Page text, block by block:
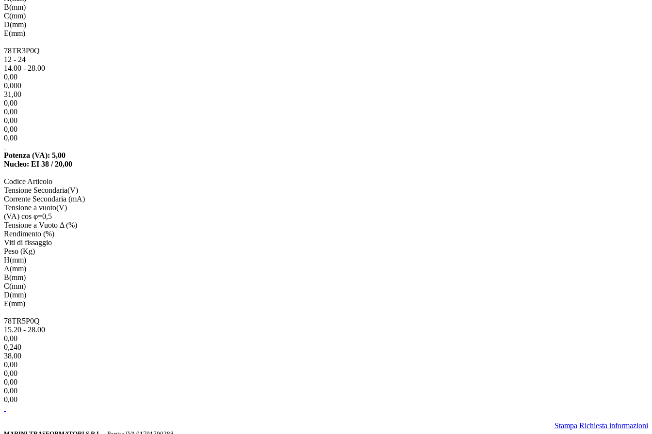
B(mm)
C(mm)
D(mm)
E(mm)
78TR3P0Q
12 - 24
14.00 - 28.00
0,00
0,000
31,00
0,00
0,00
0,00
0,00
0,00
Potenza (VA): 5,00
Nucleo: EI 38 / 20,00
Codice Articolo
Tensione Secondaria(V)
Corrente Secondaria (mA)
Tensione a vuoto(V)
(VA) cos φ=0,5
Tensione a Vuoto Δ (%)
Rendimento (%)
Viti di fissaggio
Peso (Kg)
H(mm)
A(mm)
B(mm)
C(mm)
D(mm)
E(mm)
78TR5P0Q
15.20 - 28.00
0,00
0,240
38,00
0,00
0,00
0,00
0,00
0,00
Stampa Richiesta informazioni